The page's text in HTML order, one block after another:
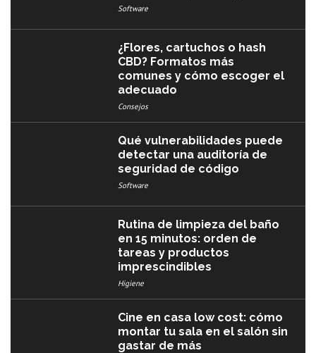
Software
¿Flores, cartuchos o hash
CBD? Formatos más
comunes y cómo escoger el
adecuado
Consejos
Qué vulnerabilidades puede
detectar una auditoría de
seguridad de código
Software
Rutina de limpieza del baño
en 15 minutos: orden de
tareas y productos
imprescindibles
Higiene
Cine en casa low cost: cómo
montar tu sala en el salón sin
gastar de más